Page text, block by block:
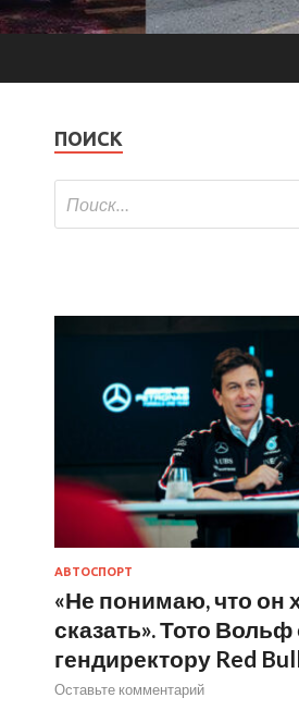
ПОИСК
АВТОСПОРТ
«Не понимаю, что он
сказать». Тото Вольф
гендиректору Red
Оставьте комментарий